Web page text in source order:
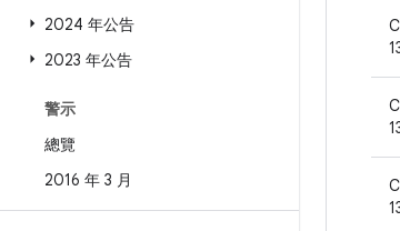
2024 年公告
2023 年公告
警示
總覽
2016 年 3 月